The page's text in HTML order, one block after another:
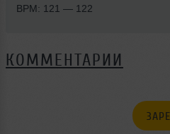
BPM: 121 — 122
КОММЕНТАРИИ